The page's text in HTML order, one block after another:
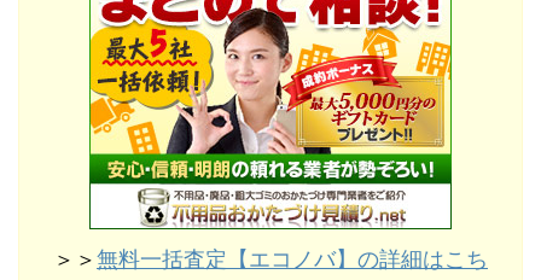
＞＞無料一括査定【エコノバ】の詳細はこち